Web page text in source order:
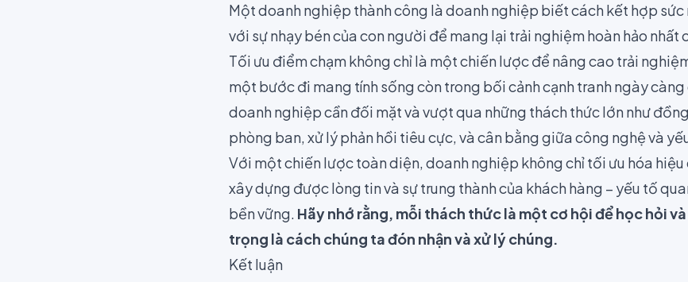
Một doanh nghiệp thành công là doanh nghiệp biết cách kết hợp sức
với sự nhạy bén của con người để mang lại trải nghiệm hoàn hảo nhất
Tối ưu điểm chạm không chỉ là một chiến lược để nâng cao trải
một bước đi mang tính sống còn trong bối cảnh cạnh tranh ngày càng
doanh nghiệp cần đối mặt và vượt qua những thách thức lớn như
phòng ban, xử lý phản hồi tiêu cực, và cân bằng giữa công nghệ và
Với một chiến lược toàn diện, doanh nghiệp không chỉ tối ưu hóa hiệu
xây dựng được lòng tin và sự trung thành của khách hàng – yếu tố
bền vững. Hãy nhớ rằng, mỗi thách thức là một cơ hội để học hỏi
trọng là cách chúng ta đón nhận và xử lý chúng.
Kết luận